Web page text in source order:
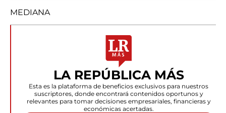
MEDIANA
LA REPÚBLICA MÁS
Esta es la plataforma de beneficios exclusivos para nuestros
suscriptores, donde encontrará contenidos oportunos y
relevantes para tomar decisiones empresariales, financieras y
económicas acertadas.